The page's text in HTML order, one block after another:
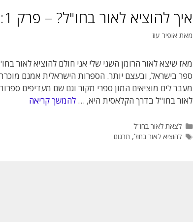
איך להוציא לאור בחו"ל? – פרק 1: הדרך הקלאסית
מאת אופיר עוז
מאז שיצא לאור הרומן השני שלי אני חולם להוציא לאור
ספר בישראל, ובעצם יותר. הספרות הישראלית אמנם
מעבר לים מוציאים המון ספרי מקור וגם שם מעדיפים
לאור בחו"ל בדרך הקלאסית היא, … להמשך קריאה
קטגוריות
לצאת לאור בחו"ל
תגיות
להוציא לאור בחול, תרגום